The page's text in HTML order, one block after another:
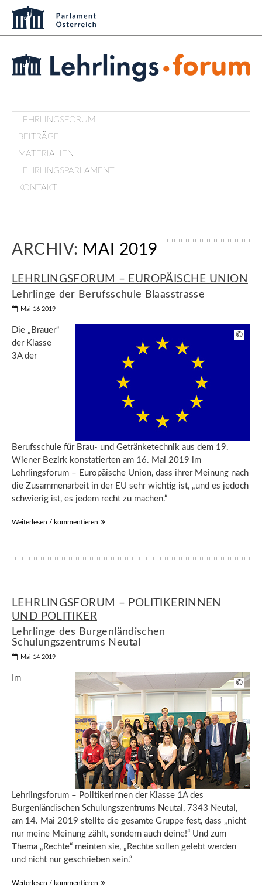
LEHRLINGSFORUM
BEITRÄGE
MATERIALIEN
LEHRLINGSPARLAMENT
KONTAKT
ARCHIV: MAI 2019
LEHRLINGSFORUM – EUROPÄISCHE UNION
Lehrlinge der Berufsschule Blaasstrasse
Mai 16 2019
Die „Brauer“
der Klasse
3A der
Berufsschule für Brau- und Getränketechnik aus dem 19.
Wiener Bezirk konstatierten am 16. Mai 2019 im
Lehrlingsforum – Europäische Union, dass ihrer Meinung nach
die Zusammenarbeit in der EU sehr wichtig ist, „und es jedoch
schwierig ist, es jedem recht zu machen.“
©
Weiterlesen / kommentieren
LEHRLINGSFORUM – POLITIKERINNEN
UND POLITIKER
Lehrlinge des Burgenländischen
Schulungszentrums Neutal
Mai 14 2019
Im
Lehrlingsforum – PolitikerInnen der Klasse 1A des
Burgenländischen Schulungszentrums Neutal, 7343 Neutal,
am 14. Mai 2019 stellte die gesamte Gruppe fest, dass „nicht
nur meine Meinung zählt, sondern auch deine!“ Und zum
Thema „Rechte“ meinten sie, „Rechte sollen gelebt werden
und nicht nur geschrieben sein.“
©
Weiterlesen / kommentieren